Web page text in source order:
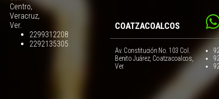
Centro,
Veracruz,
Ver.
2299312208
2292135305
COATZACOALCOS
Av. Constitución No. 103 Col.
Benito Juárez, Coatzacoalcos,
Ver.